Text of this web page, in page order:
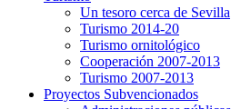
Un tesoro cerca de Sevilla
Turismo 2014-20
Turismo ornitológico
Cooperación 2007-2013
Turismo 2007-2013
Proyectos Subvencionados